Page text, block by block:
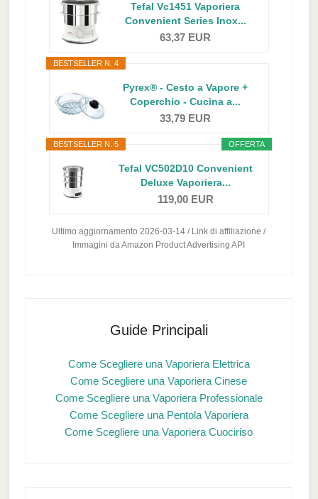
Tefal Vc1451 Vaporiera
Convenient Series Inox...
63,37 EUR
BESTSELLER N. 4
Pyrex® - Cesto a Vapore +
Coperchio - Cucina a...
33,79 EUR
OFFERTA
BESTSELLER N. 5
Tefal VC502D10 Convenient
Deluxe Vaporiera...
119,00 EUR
Ultimo aggiornamento 2026-03-14 / Link di affiliazione /
Immagini da Amazon Product Advertising API
Guide Principali
Come Scegliere una Vaporiera Elettrica
Come Scegliere una Vaporiera Cinese
Come Scegliere una Vaporiera Professionale
Come Scegliere una Pentola Vaporiera
Come Scegliere una Vaporiera Cuociriso